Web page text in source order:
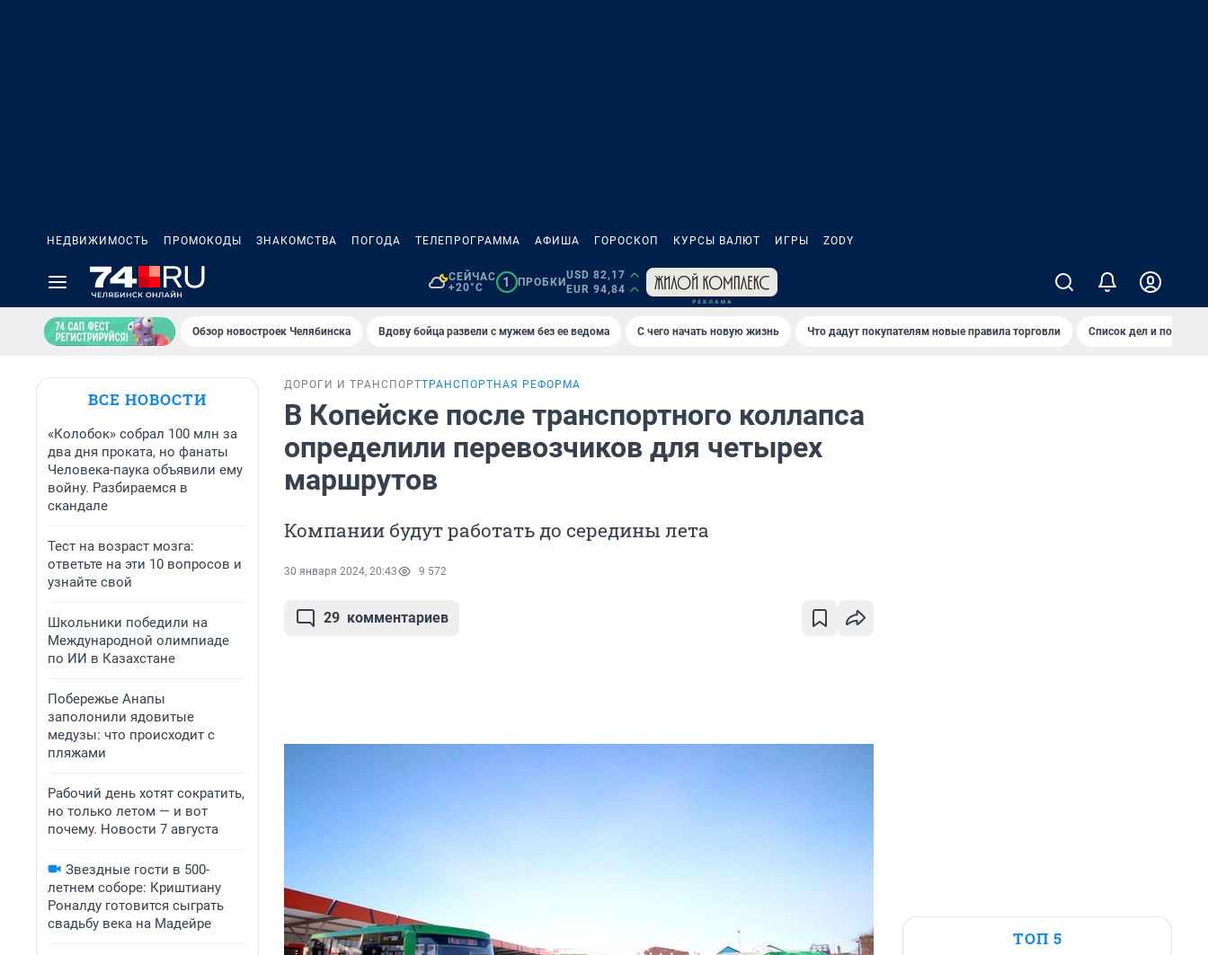
НЕДВИЖИМОСТЬ ПРОМОКОДЫ ЗНАКОМСТВА ПОГОДА ТЕЛЕПРОГРАММА АФИША ГОРОСКОП КУРСЫ ВАЛЮТ ИГРЫ ZODY
СЕЙЧАС
+20°C
1 ПРОБКИ
USD 82,17
EUR 94,84
Обзор новостроек Челябинска Вдову бойца развели с мужем без ее ведома С чего начать новую жизнь Что дадут покупателям новые правила торговли Список дел и покупок
ВСЕ НОВОСТИ
«Колобок» собрал 100 млн за
два дня проката, но фанаты
Человека-паука объявили ему
войну. Разбираемся в
скандале
Тест на возраст мозга:
ответьте на эти 10 вопросов и
узнайте свой
Школьники победили на
Международной олимпиаде
по ИИ в Казахстане
Побережье Анапы
заполонили ядовитые
медузы: что происходит с
пляжами
Рабочий день хотят сократить,
но только летом — и вот
почему. Новости 7 августа
Звездные гости в 500-
летнем соборе: Криштиану
Роналду готовится сыграть
свадьбу века на Мадейре
ДОРОГИ И ТРАНСПОРТТРАНСПОРТНАЯ РЕФОРМА
В Копейске после транспортного коллапса
определили перевозчиков для четырех
маршрутов
Компании будут работать до середины лета
30 января 2024, 20:43 9 572
29 комментариев
ТОП 5